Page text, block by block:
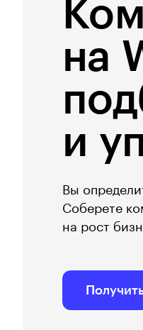
на
и
Вы
Соберете
на рост